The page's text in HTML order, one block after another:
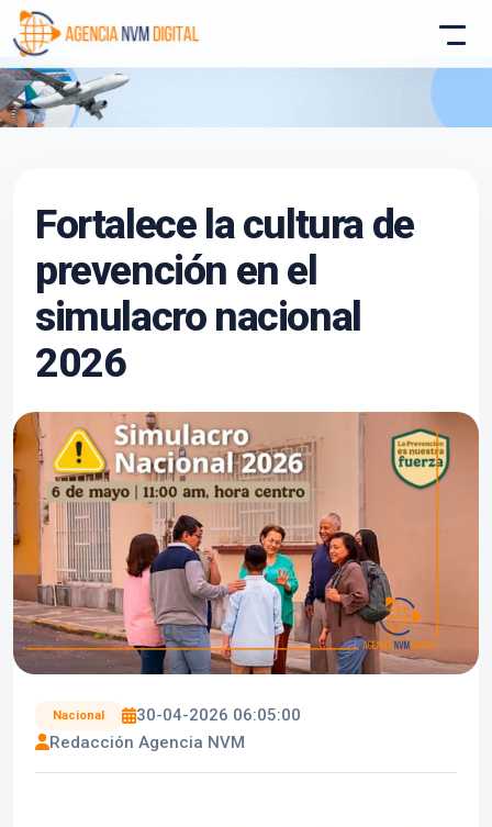
Fortalece la cultura de
prevención en el
simulacro nacional
2026
Nacional
30-04-2026 06:05:00
Redacción Agencia NVM
Asistente conectado